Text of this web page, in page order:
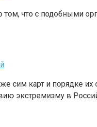
что с подобными
сим карт и порядке
экстремизму в